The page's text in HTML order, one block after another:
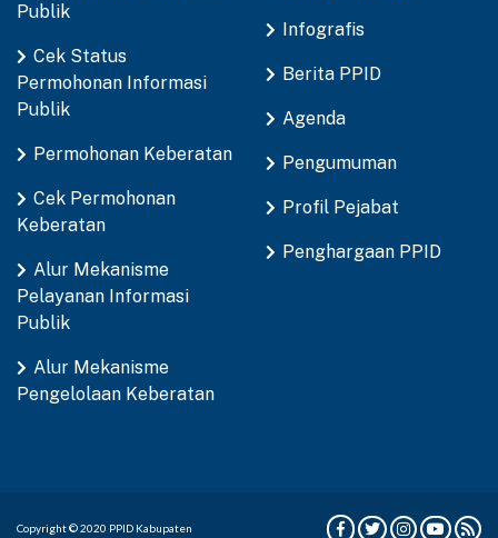
Publik
Cek Status
Permohonan Informasi
Publik
Permohonan Keberatan
Cek Permohonan
Keberatan
Alur Mekanisme
Pelayanan Informasi
Publik
Alur Mekanisme
Pengelolaan Keberatan
Infografis
Berita PPID
Agenda
Pengumuman
Profil Pejabat
Penghargaan PPID
Copyright © 2020 PPID Kabupaten